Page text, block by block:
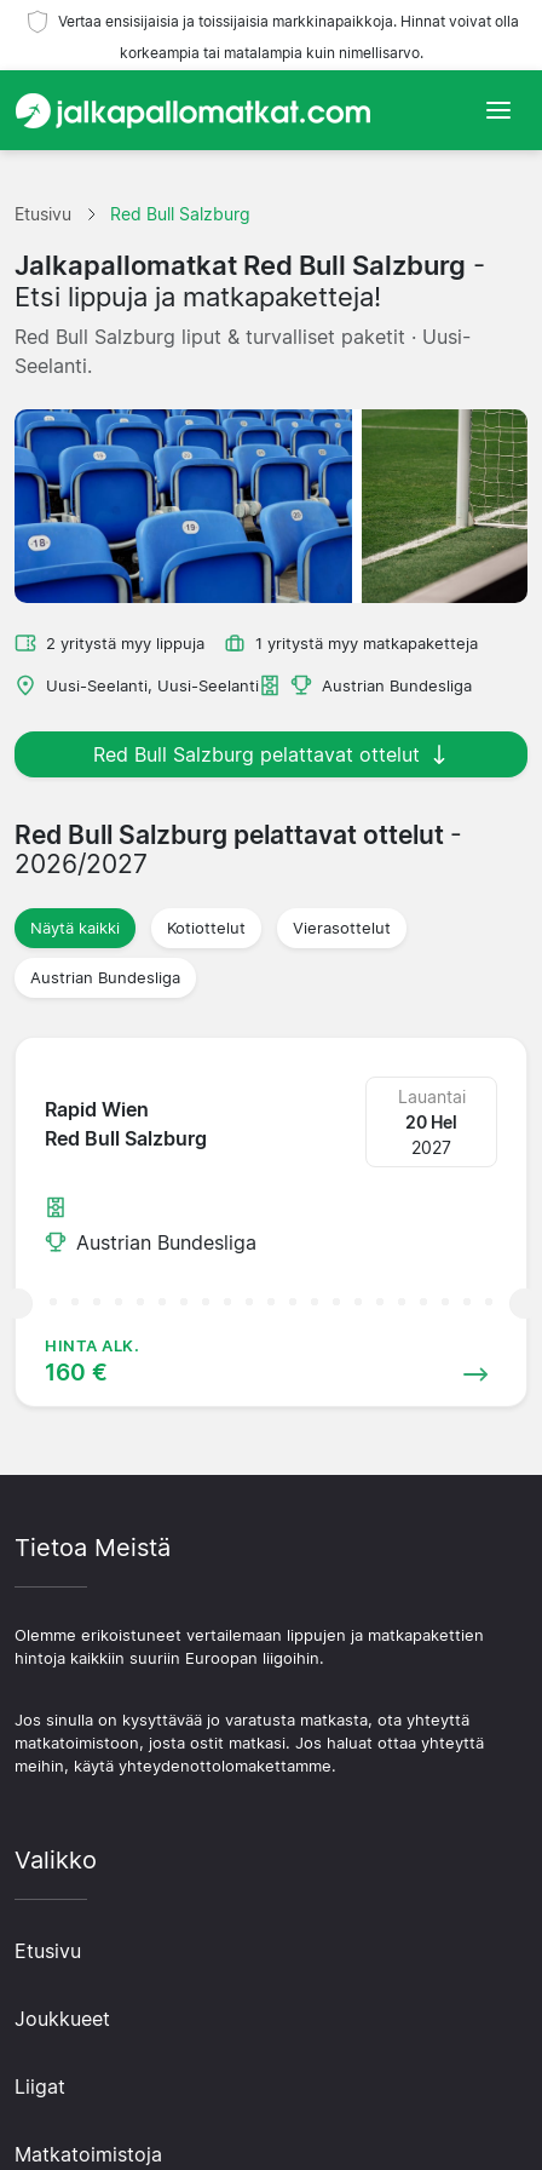
Vertaa ensisijaisia ja toissijaisia markkinapaikkoja. Hinnat voivat olla
korkeampia tai matalampia kuin nimellisarvo.
Joukkueet
Liigat
Matkatoimistoja
Etusivu Red Bull Salzburg
Jalkapallomatkat Red Bull Salzburg -
Etsi lippuja ja matkapaketteja!
Red Bull Salzburg liput & turvalliset paketit · Uusi-
Seelanti.
2 yritystä myy lippuja 1 yritystä myy matkapaketteja
Uusi-Seelanti, Uusi-Seelanti Austrian Bundesliga
Red Bull Salzburg pelattavat ottelut
Red Bull Salzburg pelattavat ottelut -
2026/2027
Näytä kaikki Kotiottelut Vierasottelut
Austrian Bundesliga
Rapid Wien
Red Bull Salzburg
Lauantai
20 Hel
2027
Austrian Bundesliga
HINTA ALK.
160 €
Tietoa Meistä
Olemme erikoistuneet vertailemaan lippujen ja matkapakettien
hintoja kaikkiin suuriin Euroopan liigoihin.
Jos sinulla on kysyttävää jo varatusta matkasta, ota yhteyttä
matkatoimistoon, josta ostit matkasi. Jos haluat ottaa yhteyttä
meihin, käytä yhteydenottolomakettamme.
Valikko
Etusivu
Joukkueet
Liigat
Matkatoimistoja